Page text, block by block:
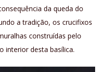
da queda do
a tradição, os crucifixos
construídas pelo
interior desta basílica.